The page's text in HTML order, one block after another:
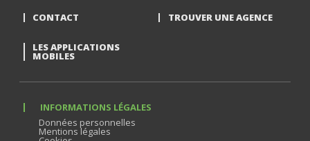
CONTACT TROUVER UNE AGENCE
LES APPLICATIONS
MOBILES
INFORMATIONS LÉGALES
Données personnelles
Mentions légales